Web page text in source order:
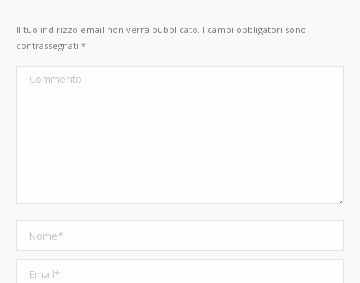
Il tuo indirizzo email non verrà pubblicato. I campi obbligatori sono
contrassegnati *
Commento
Nome *
Email *